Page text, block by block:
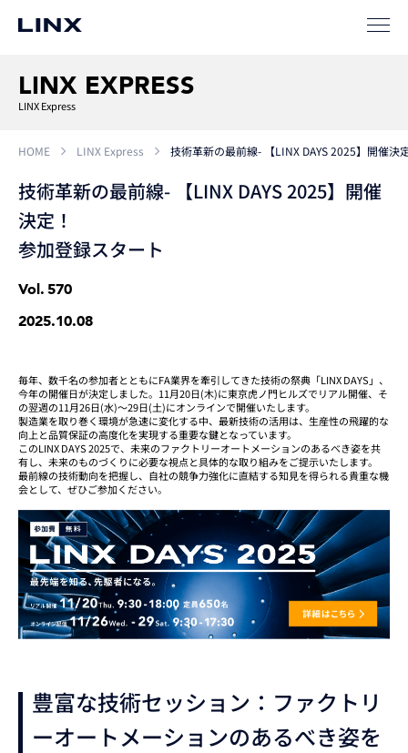
LINX EXPRESS
LINX Express
HOME LINX Express 技術革新の最前線- 【LINX DAYS 2025】開催決
技術革新の最前線- 【LINX DAYS 2025】開催
決定！
参加登録スタート
Vol. 570
2025.10.08
毎年、数千名の参加者とともにFA業界を牽引してきた技術の祭典「LINX DAYS」、
今年の開催日が決定しました。11月20日(木)に東京虎ノ門ヒルズでリアル開催、そ
の翌週の11月26日(水)～29日(土)にオンラインで開催いたします。
製造業を取り巻く環境が急速に変化する中、最新技術の活用は、生産性の飛躍的な
向上と品質保証の高度化を実現する重要な鍵となっています。
このLINX DAYS 2025で、未来のファクトリーオートメーションのあるべき姿を共
有し、未来のものづくりに必要な視点と具体的な取り組みをご提示いたします。
最前線の技術動向を把握し、自社の競争力強化に直結する知見を得られる貴重な機
会として、ぜひご参加ください。
豊富な技術セッション：ファクトリ
ーオートメーションのあるべき姿を